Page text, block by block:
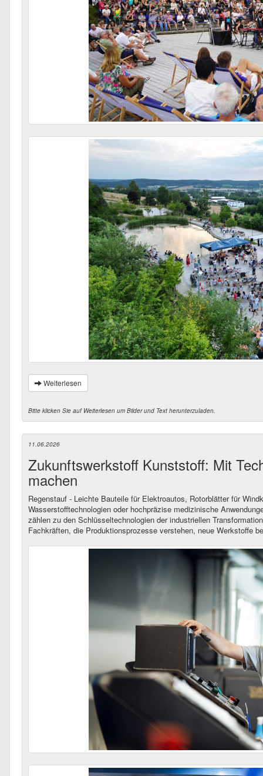
Weiterlesen
Bitte klicken Sie auf Weiterlesen um Bilder und Text herunterzuladen.
11.06.2026
Zukunftswerkstoff Kunststoff: Mit
machen
Regenstauf - Leichte Bauteile für Elektroautos, Rotorblätter für
Wasserstofftechnologien oder hochpräzise medizinische
zählen zu den Schlüsseltechnologien der industriellen
Fachkräften, die Produktionsprozesse verstehen, neue Werkstoffe